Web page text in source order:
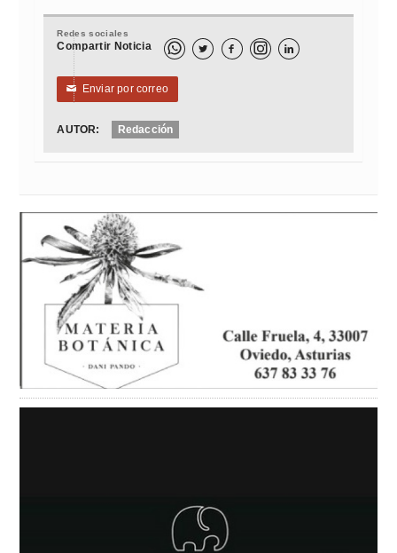
Redes sociales
Compartir Noticia   
✉ Enviar por correo
AUTOR: Redacción